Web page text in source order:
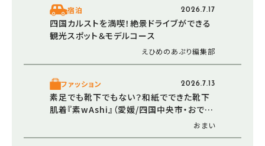
宿泊 2026.7.17
四国カルストを満喫！絶景ドライブができる
観光スポット＆モデルコース
えひめのあぷり編集部
ファッション 2026.7.13
素足でも靴下でもない？和紙でできた靴下
肌着『素wAshi』（愛媛/四国中央市・おでか
おまい